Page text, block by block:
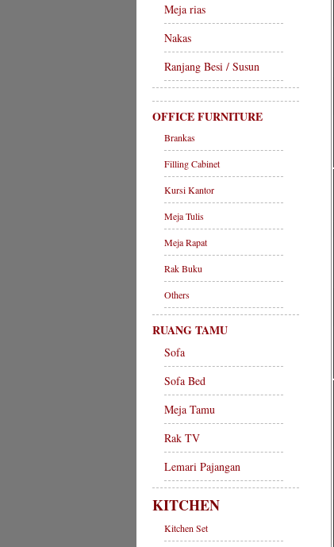
Meja rias
Nakas
Ranjang Besi / Susun
OFFICE FURNITURE
Brankas
Filling Cabinet
Kursi Kantor
Meja Tulis
Meja Rapat
Rak Buku
Others
RUANG TAMU
Sofa
Sofa Bed
Meja Tamu
Rak TV
Lemari Pajangan
KITCHEN
Kitchen Set